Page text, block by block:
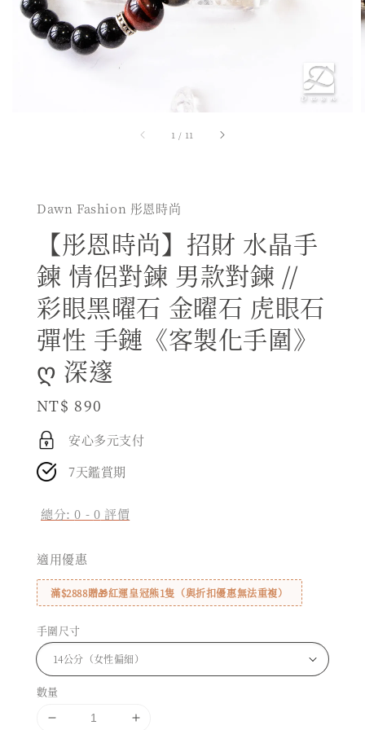
1 / 11
Dawn Fashion 彤恩時尚
【彤恩時尚】招財 水晶手
鍊 情侶對鍊 男款對鍊 //
彩眼黑曜石 金曜石 虎眼石
彈性 手鏈《客製化手圍》
ღ 深邃
Regular
price
NT$ 890
安心多元支付
7天鑑賞期
總分:0 - 0 評價
適用優惠
滿$2888贈🎁紅運皇冠熊1隻（與折扣優惠無法重複）
手圍尺寸
數量